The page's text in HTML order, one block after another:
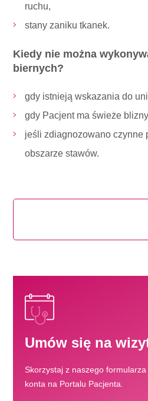
ruchu,
stany zaniku tkanek.
Kiedy nie można
biernych?
gdy istnieją wskazania do
gdy Pacjent ma świeże
jeśli zdiagnozowano czynne
obszarze stawów.
Umów się na
Skorzystaj z naszego
konta na Portalu Pacjenta.